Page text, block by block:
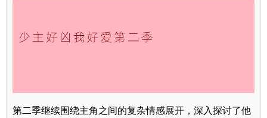
第二季继续围绕主角之间的复杂情感展开，深入探讨了他